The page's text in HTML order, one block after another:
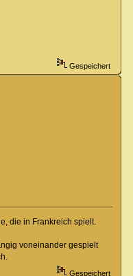
Gespeichert
die in Frankreich spielt.
voneinander gespielt
Gespeichert